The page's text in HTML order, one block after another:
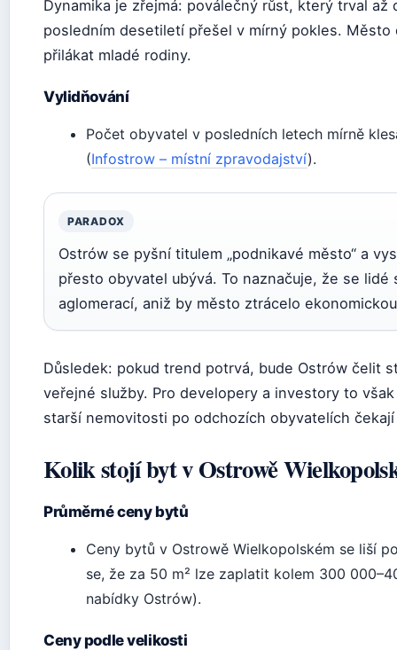
Dynamika je zřejmá: poválečný růst, který trval až
posledním desetiletí přešel v mírný pokles. Město
přilákat mladé rodiny.
Vylidňování
Počet obyvatel v posledních letech mírně
(Infostrow – místní zpravodajství).
PARADOX
Ostrów se pyšní titulem „podnikavé město“ a
přesto obyvatel ubývá. To naznačuje, že se
aglomerací, aniž by město ztrácelo
Důsledek: pokud trend potrvá, bude Ostrów čelit
veřejné služby. Pro developery a investory to
starší nemovitosti po odchozích obyvatelích
Kolik stojí byt v Ostrowě
Průměrné ceny bytů
Ceny bytů v Ostrowě Wielkopolském se liší
se, že za 50 m² lze zaplatit kolem 300
nabídky Ostrów).
Ceny podle velikosti